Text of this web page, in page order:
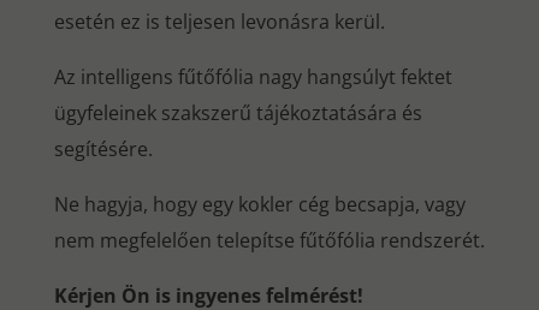
esetén ez is teljesen levonásra kerül.
Az intelligens fűtőfólia nagy hangsúlyt fektet
ügyfeleinek szakszerű tájékoztatására és
segítésére.
Ne hagyja, hogy egy kokler cég becsapja, vagy
nem megfelelően telepítse fűtőfólia rendszerét.
Kérjen Ön is ingyenes felmérést!